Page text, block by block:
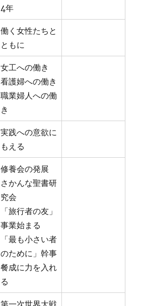
4年
働く女性たちと
ともに
女工への働き
看護婦への働き
職業婦人への働
き
実践への意欲に
もえる
修養会の発展
さかんな聖書研
究会
「旅行者の友」
事業始まる
「最も小さい者
のために」幹事
餐成に力を入れ
る